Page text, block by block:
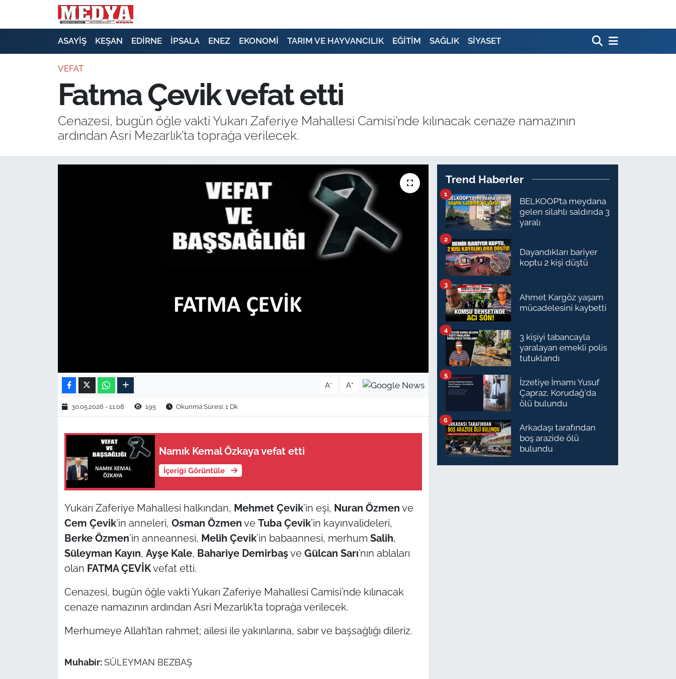
ASAYİŞ KEŞAN EDİRNE İPSALA ENEZ EKONOMİ TARIM VE HAYVANCILIK EĞİTİM SAĞLIK SİYASET
VEFAT
Fatma Çevik vefat etti
Cenazesi, bugün öğle vakti Yukarı Zaferiye Mahallesi Camisi’nde kılınacak cenaze namazının
ardından Asri Mezarlık’ta toprağa verilecek.
A- A+
30.05.2026 - 11:08 195 Okunma Süresi: 1 Dk
Namık Kemal Özkaya vefat etti
İçeriği Görüntüle
Yukarı Zaferiye Mahallesi halkından, Mehmet Çevik’in eşi, Nuran Özmen ve
Cem Çevik’in anneleri, Osman Özmen ve Tuba Çevik’in kayınvalideleri,
Berke Özmen’in anneannesi, Melih Çevik’in babaannesi, merhum Salih,
Süleyman Kayın, Ayşe Kale, Bahariye Demirbaşve Gülcan Sarı’nın ablaları
olan FATMA ÇEVİKvefat etti.
Cenazesi, bugün öğle vakti Yukarı Zaferiye Mahallesi Camisi’nde kılınacak
cenaze namazının ardından Asri Mezarlık’ta toprağa verilecek.
Merhumeye Allah’tan rahmet; ailesi ile yakınlarına, sabır ve başsağlığı dileriz.
Muhabir: SÜLEYMAN BEZBAŞ
Trend Haberler
BELKOOP’ta meydana
gelen silahlı saldırıda 3
yaralı
1
Dayandıkları bariyer
koptu 2 kişi düştü
2
Ahmet Kargöz yaşam
mücadelesini kaybetti
3
3 kişiyi tabancayla
yaralayan emekli polis
tutuklandı
4
İzzetiye İmamı Yusuf
Çapraz, Korudağ'da
ölü bulundu
5
Arkadaşı tarafından
boş arazide ölü
bulundu
6
E-GAZETE
SİYASET
GÜNDEM
EKONOMİ
EDİRNE
Flaş Haber
Dış Haberler